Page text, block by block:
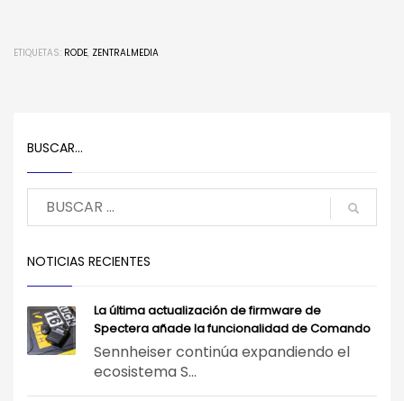
ETIQUETAS: RODE, ZENTRALMEDIA
BUSCAR…
NOTICIAS RECIENTES
La última actualización de firmware de
Spectera añade la funcionalidad de Comando
Sennheiser continúa expandiendo el
ecosistema S...